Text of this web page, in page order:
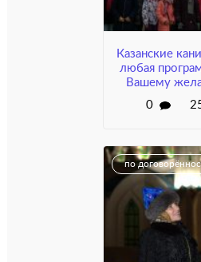
Казанские
любая
Вашему
0
по